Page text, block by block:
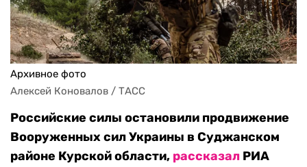
Архивное фото
Алексей Коновалов / ТАСС
Российские силы остановили продвижение
Вооруженных сил Украины в Суджанском
районе Курской области, рассказал РИА